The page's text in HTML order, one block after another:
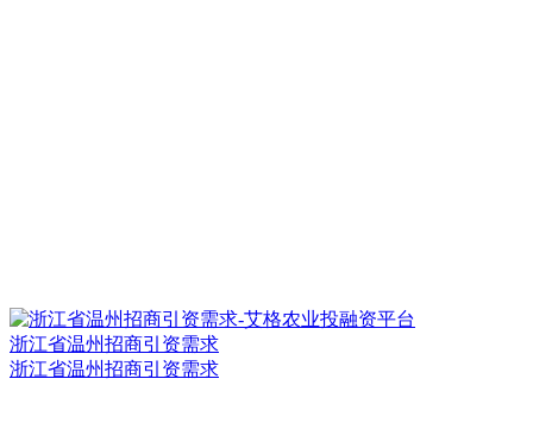
浙江省温州招商引资需求
浙江省温州招商引资需求